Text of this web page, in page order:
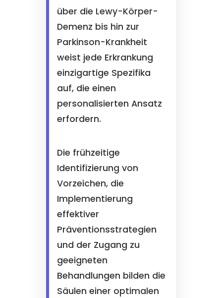
über die Lewy-Körper-
Demenz bis hin zur
Parkinson-Krankheit
weist jede Erkrankung
einzigartige Spezifika
auf, die einen
personalisierten Ansatz
erfordern.
Die frühzeitige
Identifizierung von
Vorzeichen, die
Implementierung
effektiver
Präventionsstrategien
und der Zugang zu
geeigneten
Behandlungen bilden die
Säulen einer optimalen